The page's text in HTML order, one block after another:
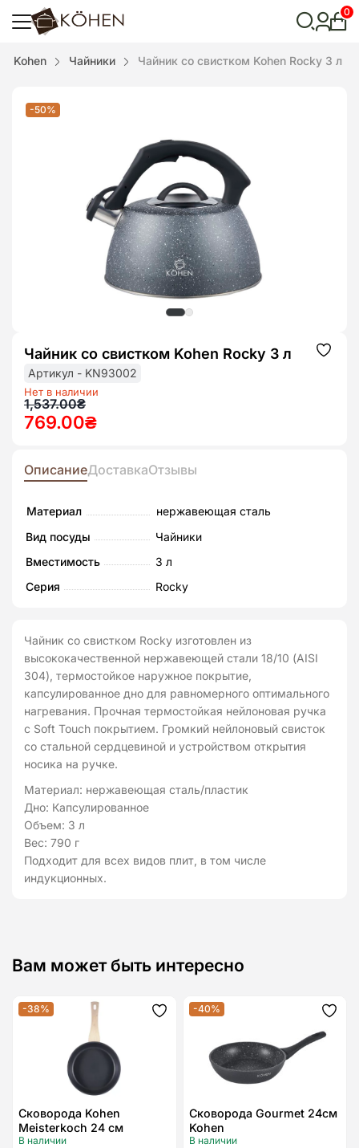
пошук
0
Kohen Чайники Чайник со свистком Kohen Rocky 3 л
-50%
Чайник со свистком Kohen Rocky 3 л
Артикул - KN93002
Нет в наличии
1,537.00₴
Первоначальная
цена
1,537.00₴.
769.00₴
Текущая
цена:
ОписаниеДоставкаОтзывы
Материал
нержавеющая сталь
Вид посуды
Чайники
Вместимость
3 л
Серия
Rocky
Чайник со свистком Rocky изготовлен из
высококачественной нержавеющей стали 18/10 (АISI
304), термостойкое наружное покрытие,
капсулированное дно для равномерного оптимального
нагревания. Прочная термостойкая нейлоновая ручка
с Soft Touch покрытием. Громкий нейлоновый свисток
со стальной сердцевиной и устройством открытия
носика на ручке.
Материал: нержавеющая сталь/пластик
Дно: Капсулированное
Объем: 3 л
Вес: 790 г
Подходит для всех видов плит, в том числе
индукционных.
Вам может быть интересно
-38% Додати
Сковорода Kohen
Meisterkoch 24 см
В наличии
-40%
Сковорода Gourmet 24см
Kohen
В наличии